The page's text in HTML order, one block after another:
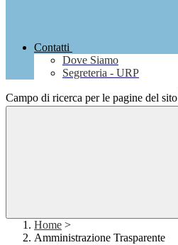
Contatti
Dove Siamo
Segreteria - URP
Campo di ricerca per le pagine del sito
Home >
Amministrazione Trasparente